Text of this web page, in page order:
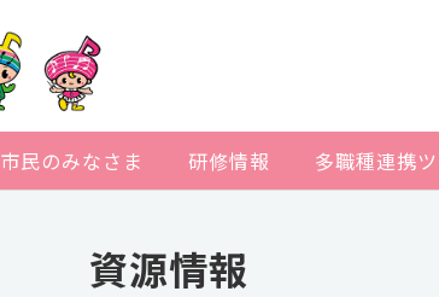
市民のみなさま 研修情報 多職種連携
資源情報